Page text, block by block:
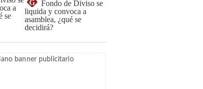
G
Fondo de Diviso se
liquida y convoca a
asamblea, ¿qué se
decidirá?